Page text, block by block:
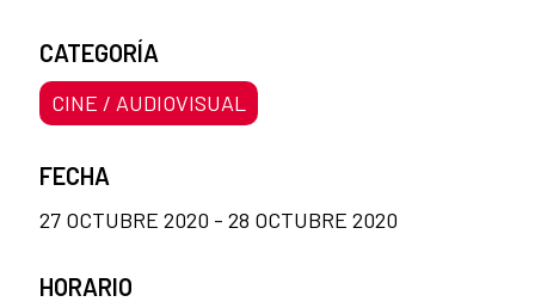
CATEGORÍA
CINE / AUDIOVISUAL
FECHA
27 OCTUBRE 2020 - 28 OCTUBRE 2020
HORARIO